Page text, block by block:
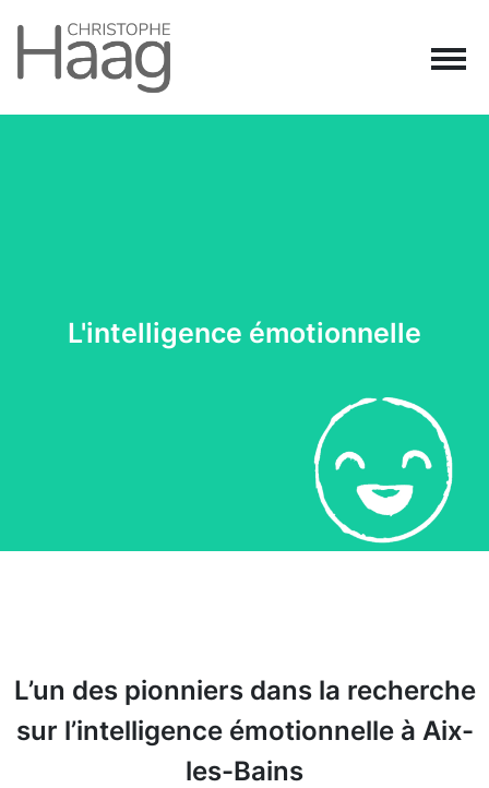
Navigation principale
L'intelligence émotionnelle
L’un des pionniers dans la recherche
sur l’intelligence émotionnelle à Aix-
les-Bains